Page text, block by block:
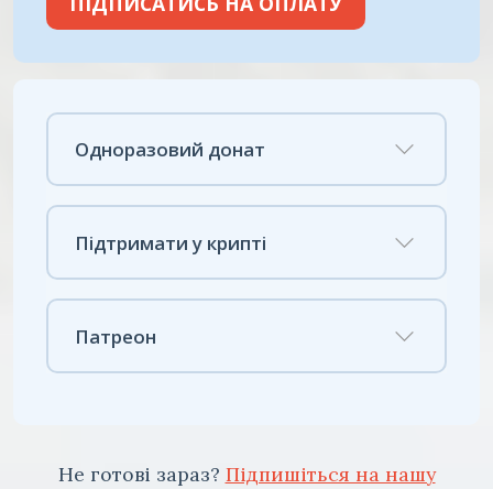
Одноразовий донат
Підтримати у крипті
Патреон
Не готові зараз? Підпишіться на нашу